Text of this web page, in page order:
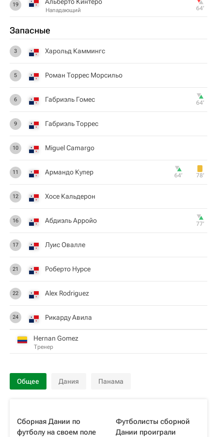
19
Нападающий 64‎’‎
Запасные
3 Харольд Каммингс
5 Роман Торрес Морсильо
6 Габриэль Гомес 64‎’‎
9 Габриэль Торрес
10 Miguel Camargo
11 Армандо Купер 64‎’‎ 78‎’‎
12 Хосе Кальдерон
16 Абдиэль Арройо 77‎’‎
17 Луис Овалле
21 Роберто Нурсе
22 Alex Rodriguez
24 Рикарду Авила
Hernan Gomez
Тренер
Общее Дания Панама
Сборная Дании по
футболу на своем поле
Футболисты сборной
Дании проиграли